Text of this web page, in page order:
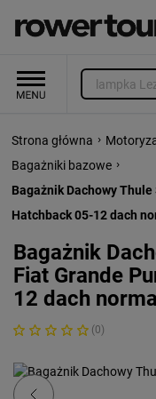
Strona główna ›
Bagażniki bazowe ›
Bagażnik Dachowy
Hatchback 05-12 dach
Bagażnik
Fiat Grande
12 dach
(0)
Previous